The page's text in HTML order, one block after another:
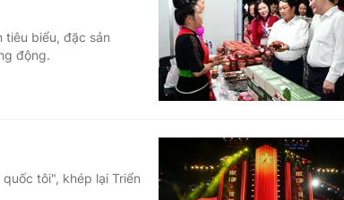
tiêu biểu, đặc sản
động.
tôi", khép lại Triển